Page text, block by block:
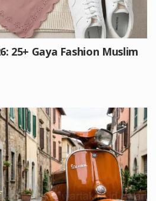
25+ Gaya Fashion Muslim